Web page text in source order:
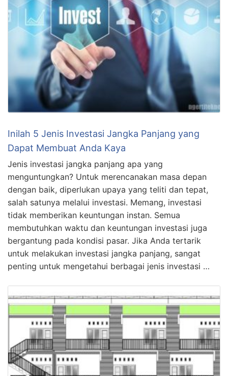
Inilah 5 Jenis Investasi Jangka Panjang yang
Dapat Membuat Anda Kaya
Jenis investasi jangka panjang apa yang
menguntungkan? Untuk merencanakan masa depan
dengan baik, diperlukan upaya yang teliti dan tepat,
salah satunya melalui investasi. Memang, investasi
tidak memberikan keuntungan instan. Semua
membutuhkan waktu dan keuntungan investasi juga
bergantung pada kondisi pasar. Jika Anda tertarik
untuk melakukan investasi jangka panjang, sangat
penting untuk mengetahui berbagai jenis investasi …